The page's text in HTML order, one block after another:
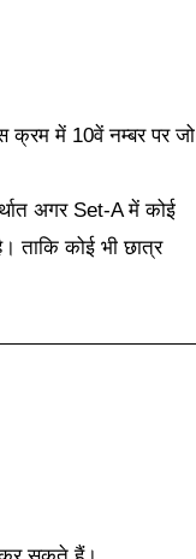
क्रम में 10वें नम्बर पर जो
अगर Set-A में कोई
ताकि कोई भी छात्र